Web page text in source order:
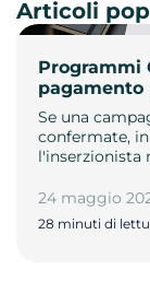
Programmi
pagamento
Se una
confermate,
l'inserzionista
24 maggio
28 minuti di
Articoli